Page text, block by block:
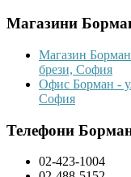
Магазини
Магазин
брези, София
Офис Борман -
София
Телефони
02-423-1004